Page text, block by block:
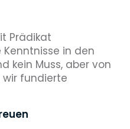
Prädikat
in den
kein Muss, aber von
wir fundierte